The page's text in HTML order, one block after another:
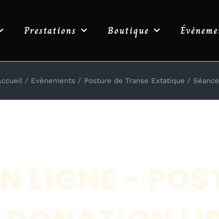
Prestations Boutique
Evènements Posture de Transe Extatique